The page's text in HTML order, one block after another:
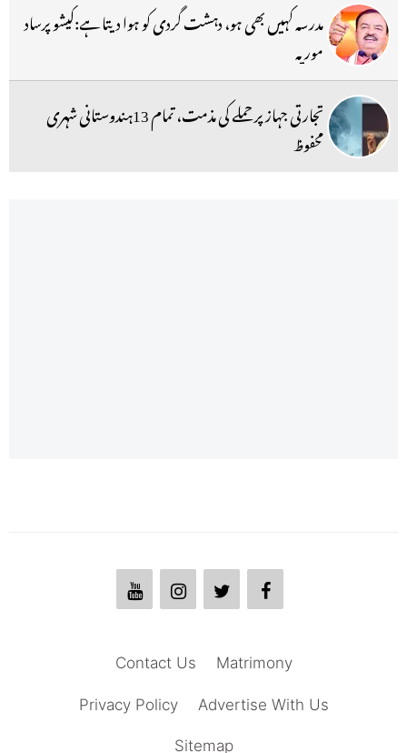
مدرسہ کہیں بھی ہو، دہشت گردی کو ہوا دیتا ہے:کیشو پرساد
موریہ
تجارتی جہاز پر حملے کی مذمت، تمام 13ہندوستانی شہری
محفوظ
Matrimony
Contact Us
Advertise With Us
Privacy Policy
Sitemap